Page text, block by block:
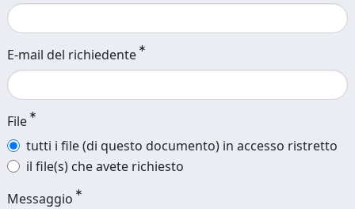
E-mail del richiedente
File
tutti i file (di questo documento) in accesso ristretto
il file(s) che avete richiesto
Messaggio